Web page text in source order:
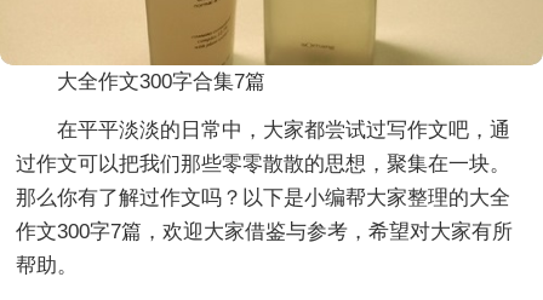
大全作文300字合集7篇
在平平淡淡的日常中，大家都尝试过写作文吧，通
过作文可以把我们那些零零散散的思想，聚集在一块。
那么你有了解过作文吗？以下是小编帮大家整理的大全
作文300字7篇，欢迎大家借鉴与参考，希望对大家有所
帮助。